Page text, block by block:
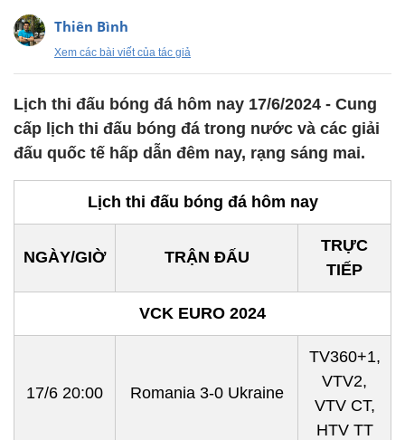
Thiên Bình
Xem các bài viết của tác giả
Lịch thi đấu bóng đá hôm nay 17/6/2024 - Cung
cấp lịch thi đấu bóng đá trong nước và các giải
đấu quốc tế hấp dẫn đêm nay, rạng sáng mai.
Lịch thi đấu bóng đá hôm nay
NGÀY/GIỜ TRẬN ĐẤU
TRỰC
TIẾP
VCK EURO 2024
17/6 20:00 Romania 3-0 Ukraine
TV360+1,
VTV2,
VTV CT,
HTV TT